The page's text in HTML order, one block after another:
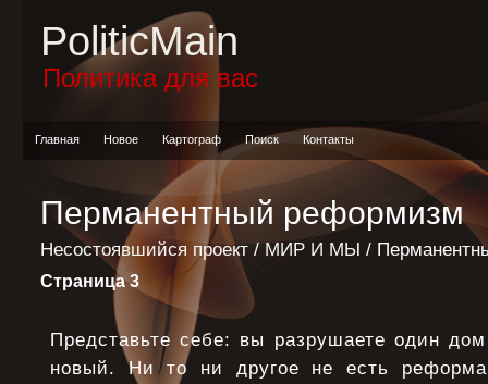
PoliticMain
Политика для вас
Главная Новое Картограф Поиск Контакты
Перманентный реформизм
Несостоявшийся проект / МИР И МЫ /
Страница 3
Представьте себе: вы разрушаете один
новый. Ни то ни другое не есть